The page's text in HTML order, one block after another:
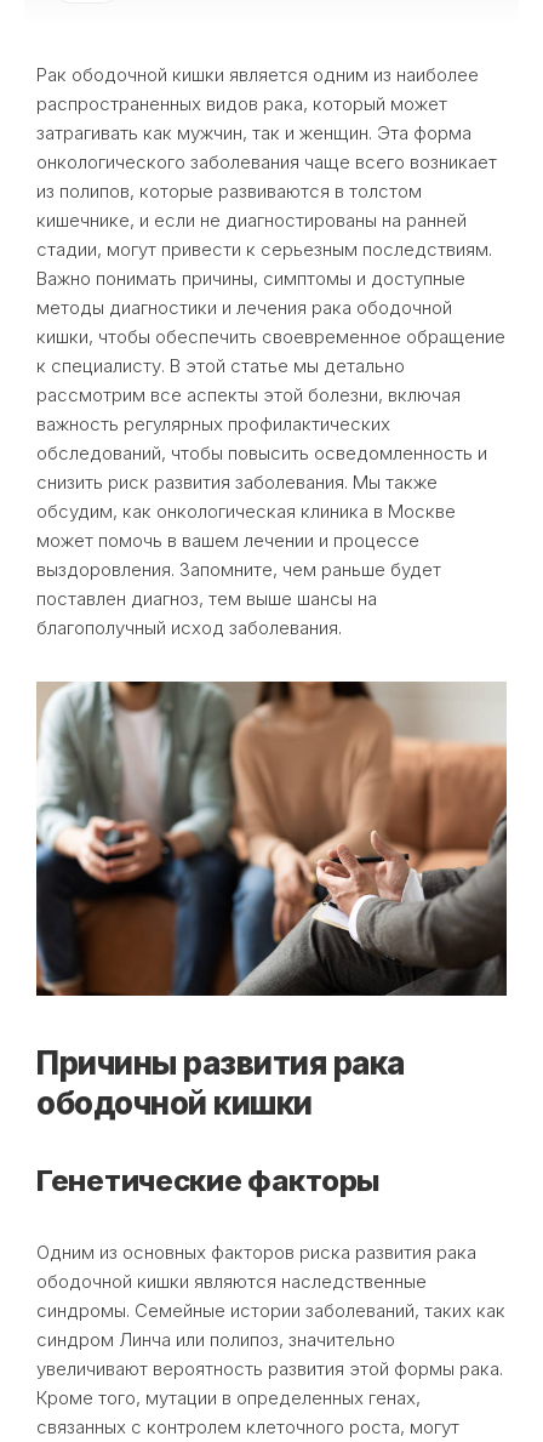
Рак ободочной кишки является одним из наиболее
распространенных видов рака, который может
затрагивать как мужчин, так и женщин. Эта форма
онкологического заболевания чаще всего возникает
из полипов, которые развиваются в толстом
кишечнике, и если не диагностированы на ранней
стадии, могут привести к серьезным последствиям.
Важно понимать причины, симптомы и доступные
методы диагностики и лечения рака ободочной
кишки, чтобы обеспечить своевременное обращение
к специалисту. В этой статье мы детально
рассмотрим все аспекты этой болезни, включая
важность регулярных профилактических
обследований, чтобы повысить осведомленность и
снизить риск развития заболевания. Мы также
обсудим, как онкологическая клиника в Москве
может помочь в вашем лечении и процессе
выздоровления. Запомните, чем раньше будет
поставлен диагноз, тем выше шансы на
благополучный исход заболевания.
Причины развития рака
ободочной кишки
Генетические факторы
Одним из основных факторов риска развития рака
ободочной кишки являются наследственные
синдромы. Семейные истории заболеваний, таких как
синдром Линча или полипоз, значительно
увеличивают вероятность развития этой формы рака.
Кроме того, мутации в определенных генах,
связанных с контролем клеточного роста, могут